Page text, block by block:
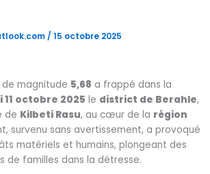
/15 octobre 2025
de magnitude 5,68 a frappé dans la
11 octobre 2025 le district de Berahle,
de Kilbeti Rasu, au cœur de la région
survenu sans avertissement, a provoqué
matériels et humains, plongeant des
de familles dans la détresse.